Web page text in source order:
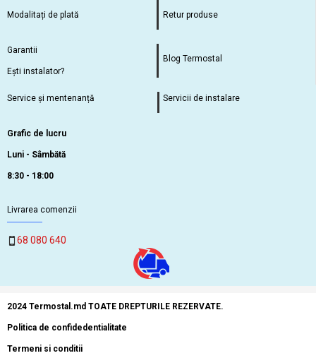
Modalitați de plată Retur produse
Garantii
Ești instalator?
Blog Termostal
Service și mentenanță Servicii de instalare
Grafic de lucru
Luni - Sâmbătă
8:30 - 18:00
Livrarea comenzii
68 080 640
2024 Termostal.md TOATE DREPTURILE REZERVATE.
Politica de confidedentialitate
Termeni si conditii